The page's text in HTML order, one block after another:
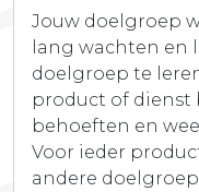
Jouw doelgroep
lang wachten en
doelgroep te
product of dienst
behoeften en
Voor ieder
andere